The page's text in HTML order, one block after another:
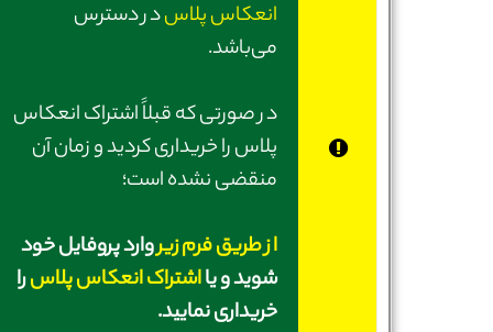
انعکاس پلاسدر دسترس
می‌باشد.
در صورتی‌ که قبلاً اشتراک انعکاس
پلاس را خریداری کردید و زمان آن
منقضی نشده است؛
از طریق فرم زیروارد پروفایل خود
شوید و یااشتراک انعکاس پلاسرا
خریداری نمایید.